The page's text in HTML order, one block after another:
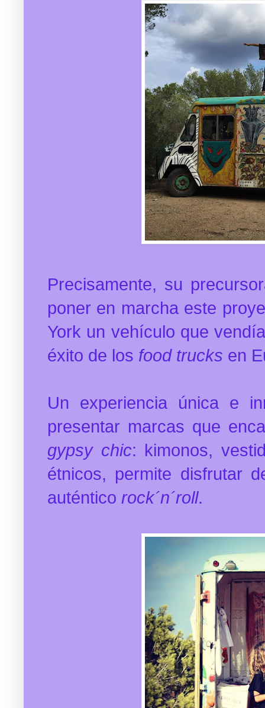
Precisamente, su
poner en marcha este
York un vehículo que
éxito de los food trucks en
Un experiencia única e
presentar marcas que
gypsy chic: kimonos,
étnicos, permite disfrutar
auténtico rock´n´roll.